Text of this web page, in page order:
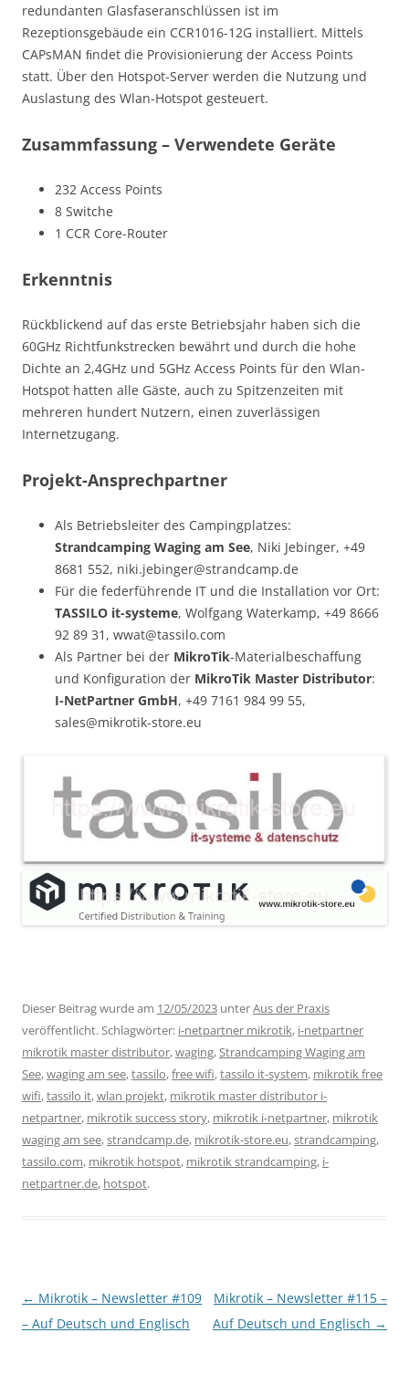
redundanten Glasfaseranschlüssen ist im
Rezeptionsgebäude ein CCR1016-12G installiert. Mittels
CAPsMAN ﬁndet die Provisionierung der Access Points
statt. Über den Hotspot-Server werden die Nutzung und
Auslastung des Wlan-Hotspot gesteuert.
Zusammfassung – Verwendete Geräte
232 Access Points
8 Switche
1 CCR Core-Router
Erkenntnis
Rückblickend auf das erste Betriebsjahr haben sich die
60GHz Richtfunkstrecken bewährt und durch die hohe
Dichte an 2,4GHz und 5GHz Access Points für den Wlan-
Hotspot hatten alle Gäste, auch zu Spitzenzeiten mit
mehreren hundert Nutzern, einen zuverlässigen
Internetzugang.
Projekt-Ansprechpartner
Als Betriebsleiter des Campingplatzes:
Strandcamping Waging am See, Niki Jebinger, +49
8681 552, niki.jebinger@strandcamp.de
Für die federführende IT und die Installation vor Ort:
TASSILO it-systeme, Wolfgang Waterkamp, +49 8666
92 89 31, wwat@tassilo.com
Als Partner bei der MikroTik-Materialbeschaffung
und Konfiguration der MikroTik Master Distributor:
I-NetPartner GmbH, +49 7161 984 99 55,
sales@mikrotik-store.eu
Dieser Beitrag wurde am 12/05/2023 unterAus der Praxis
veröffentlicht. Schlagwörter: i-netpartner mikrotik, i-netpartner
mikrotik master distributor,waging, Strandcamping Waging am
See,waging am see,tassilo,free wifi,tassilo it-system, mikrotik free
wifi,tassilo it,wlan projekt, mikrotik master distributor i-
netpartner, mikrotik success story, mikrotik i-netpartner, mikrotik
waging am see,strandcamp.de, mikrotik-store.eu,strandcamping,
tassilo.com, mikrotik hotspot, mikrotik strandcamping, i-
netpartner.de, hotspot.
Beitragsnavigation
← Mikrotik – Newsletter #109
– Auf Deutsch und Englisch
Mikrotik – Newsletter #115 –
Auf Deutsch und Englisch →